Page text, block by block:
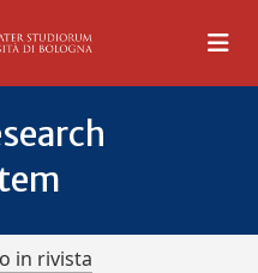
in rivista